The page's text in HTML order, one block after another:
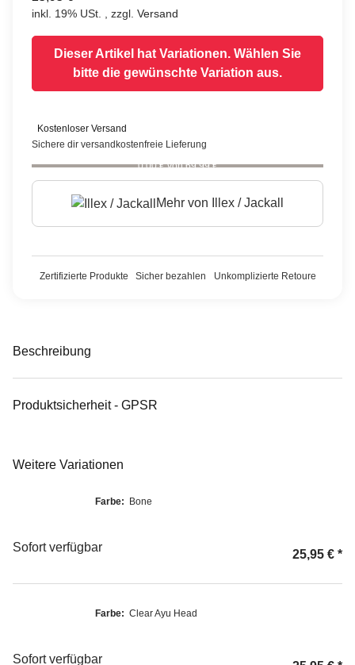
inkl. 19% USt. , zzgl. Versand
Dieser Artikel hat Variationen. Wählen Sie
bitte die gewünschte Variation aus.
Kostenloser Versand
Sichere dir versandkostenfreie Lieferung
0,00 € von 69,99 €
Mehr von Illex / Jackall
Zertifizierte Produkte Sicher bezahlen Unkomplizierte Retoure
Beschreibung
Produktsicherheit - GPSR
Weitere Variationen
Farbe: Bone
Sofort verfügbar
25,95 € *
Farbe: Clear Ayu Head
Sofort verfügbar